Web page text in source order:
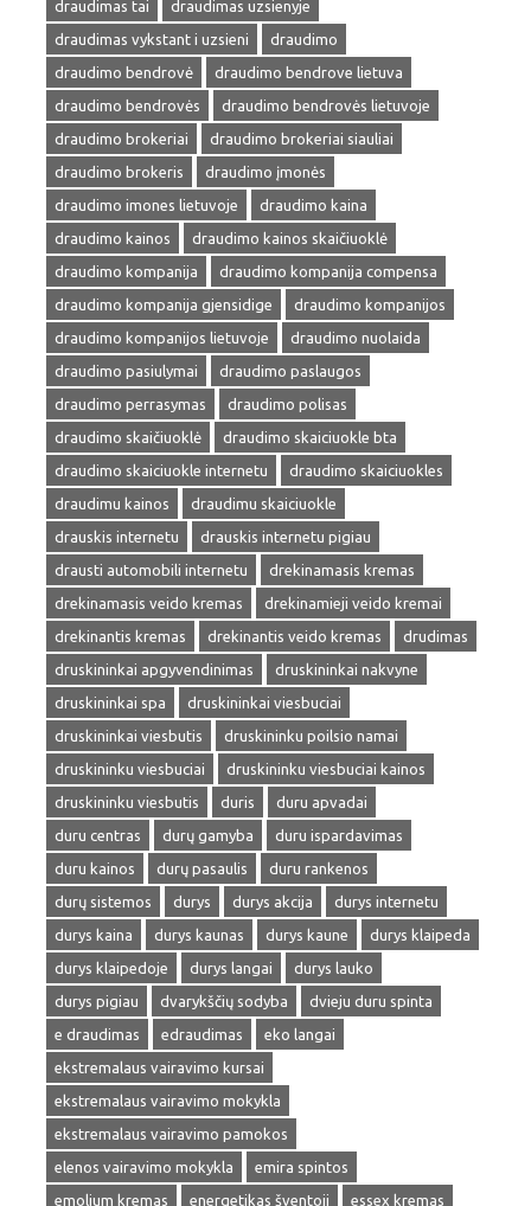
draudimas tai
draudimas uzsienyje
draudimas vykstant i uzsieni
draudimo
draudimo bendrovė
draudimo bendrove lietuva
draudimo bendrovės
draudimo bendrovės lietuvoje
draudimo brokeriai
draudimo brokeriai siauliai
draudimo brokeris
draudimo įmonės
draudimo imones lietuvoje
draudimo kaina
draudimo kainos
draudimo kainos skaičiuoklė
draudimo kompanija
draudimo kompanija compensa
draudimo kompanija gjensidige
draudimo kompanijos
draudimo kompanijos lietuvoje
draudimo nuolaida
draudimo pasiulymai
draudimo paslaugos
draudimo perrasymas
draudimo polisas
draudimo skaičiuoklė
draudimo skaiciuokle bta
draudimo skaiciuokle internetu
draudimo skaiciuokles
draudimu kainos
draudimu skaiciuokle
drauskis internetu
drauskis internetu pigiau
drausti automobili internetu
drekinamasis kremas
drekinamasis veido kremas
drekinamieji veido kremai
drekinantis kremas
drekinantis veido kremas
drudimas
druskininkai apgyvendinimas
druskininkai nakvyne
druskininkai spa
druskininkai viesbuciai
druskininkai viesbutis
druskininku poilsio namai
druskininku viesbuciai
druskininku viesbuciai kainos
druskininku viesbutis
duris
duru apvadai
duru centras
durų gamyba
duru ispardavimas
duru kainos
durų pasaulis
duru rankenos
durų sistemos
durys durys akcija
durys internetu
durys kaina
durys kaunas durys kaune
durys klaipeda
durys klaipedoje
durys langai
durys lauko
durys pigiau
dvarykščių sodyba
dvieju duru spinta
e draudimas
edraudimas
eko langai
ekstremalaus vairavimo kursai
ekstremalaus vairavimo mokykla
ekstremalaus vairavimo pamokos
elenos vairavimo mokykla
emira spintos
emolium kremas
energetikas šventoji
essex kremas